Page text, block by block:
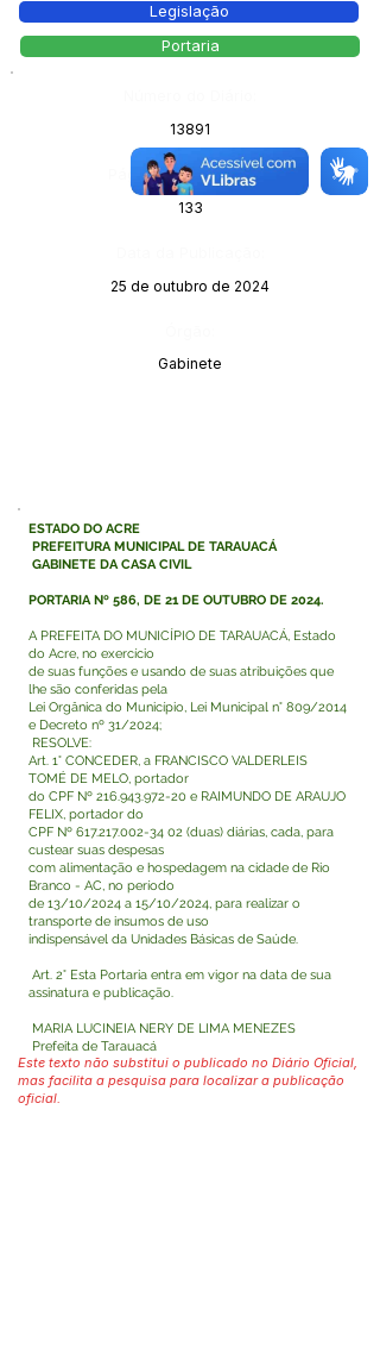
Legislação
Portaria
13891
Página da Publicação:
133
25 de outubro de 2024
Gabinete
ESTADO DO ACRE
PREFEITURA MUNICIPAL DE TARAUACÁ
GABINETE DA CASA CIVIL
PORTARIA Nº 586, DE 21 DE OUTUBRO DE 2024.
A PREFEITA DO MUNICÍPIO DE TARAUACÁ, Estado
do Acre, no exercício
de suas funções e usando de suas atribuições que
lhe são conferidas pela
Lei Orgânica do Município, Lei Municipal n° 809/2014
e Decreto nº 31/2024;
RESOLVE:
Art. 1° CONCEDER, a FRANCISCO VALDERLEIS
TOMÉ DE MELO, portador
do CPF Nº 216.943.972-20 e RAIMUNDO DE ARAUJO
FELIX, portador do
CPF Nº 617.217.002-34 02 (duas) diárias, cada, para
custear suas despesas
com alimentação e hospedagem na cidade de Rio
Branco - AC, no período
de 13/10/2024 a 15/10/2024, para realizar o
transporte de insumos de uso
indispensável da Unidades Básicas de Saúde.
Art. 2° Esta Portaria entra em vigor na data de sua
assinatura e publicação.
MARIA LUCINEIA NERY DE LIMA MENEZES
Prefeita de Tarauacá
Este texto não substitui o publicado no Diário Oficial,
mas facilita a pesquisa para localizar a publicação
oficial.